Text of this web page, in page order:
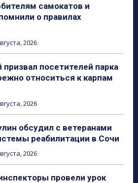
самокатов и
о правилах
2026
призвал посетителей парка
относиться к карпам
2026
обсудил с ветеранами
реабилитации в Сочи
2026
провели урок